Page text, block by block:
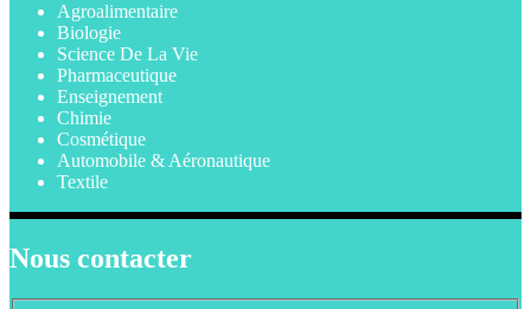
Agroalimentaire
Biologie
Science De La Vie
Pharmaceutique
Enseignement
Chimie
Cosmétique
Automobile & Aéronautique
Textile
Nous contacter